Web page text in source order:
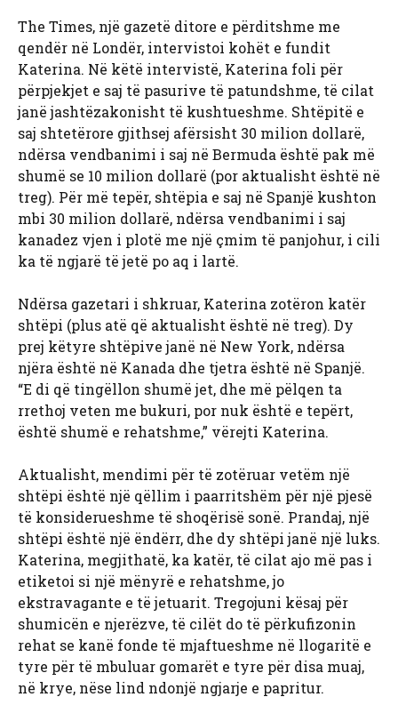
The Times, një gazetë ditore e përditshme me
qendër në Londër, intervistoi kohët e fundit
Katerina. Në këtë intervistë, Katerina foli për
përpjekjet e saj të pasurive të patundshme, të cilat
janë jashtëzakonisht të kushtueshme. Shtëpitë e
saj shtetërore gjithsej afërsisht 30 milion dollarë,
ndërsa vendbanimi i saj në Bermuda është pak më
shumë se 10 milion dollarë (por aktualisht është në
treg). Për më tepër, shtëpia e saj në Spanjë kushton
mbi 30 milion dollarë, ndërsa vendbanimi i saj
kanadez vjen i plotë me një çmim të panjohur, i cili
ka të ngjarë të jetë po aq i lartë.
Ndërsa gazetari i shkruar, Katerina zotëron katër
shtëpi (plus atë që aktualisht është në treg). Dy
prej këtyre shtëpive janë në New York, ndërsa
njëra është në Kanada dhe tjetra është në Spanjë.
“E di që tingëllon shumë jet, dhe më pëlqen ta
rrethoj veten me bukuri, por nuk është e tepërt,
është shumë e rehatshme,” vërejti Katerina.
Aktualisht, mendimi për të zotëruar vetëm një
shtëpi është një qëllim i paarritshëm për një pjesë
të konsiderueshme të shoqërisë sonë. Prandaj, një
shtëpi është një ëndërr, dhe dy shtëpi janë një luks.
Katerina, megjithatë, ka katër, të cilat ajo më pas i
etiketoi si një mënyrë e rehatshme, jo
ekstravagante e të jetuarit. Tregojuni kësaj për
shumicën e njerëzve, të cilët do të përkufizonin
rehat se kanë fonde të mjaftueshme në llogaritë e
tyre për të mbuluar gomarët e tyre për disa muaj,
në krye, nëse lind ndonjë ngjarje e papritur.